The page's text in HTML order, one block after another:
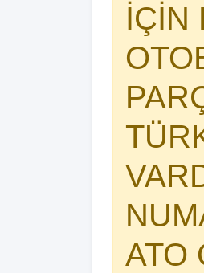
İÇİN
ATO